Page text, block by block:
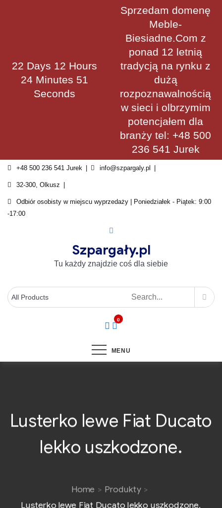
22 Days 12 Hours
24 Minutes 51
Seconds
Sprzedam domenę
Meble-
Biesiadne.Com z
ponad 12 letnią
tradycją na rynku z
dużą
rozpoznawalnością
w sieci i olbrzymim
potencjałem dla
branży tel: +48 500
236 541 Jurek
+48 500 236 541 Jurek info@szpargaly.pl
32-300, Olkusz
Odbiór osobisty w miejscu wyprzedaży | Poniedziałek - Piątek: 9:00
-17:00
Szpargały.pl
Tu każdy znajdzie coś dla siebie
0
MENU
Lusterko lewe Fiat Ducato
lekko uszkodzone.
Home Produkty
Lusterko lewe Fiat Ducato lekko uszkodzone.